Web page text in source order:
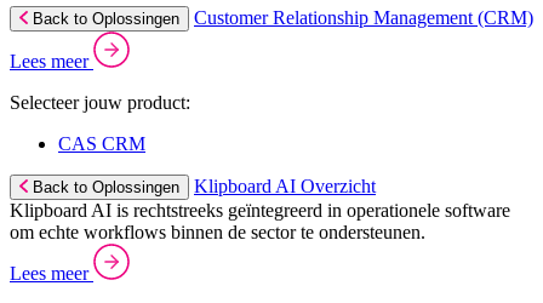
Back to Oplossingen Customer Relationship Management (CRM)
Lees meer
Selecteer jouw product:
CAS CRM
Back to Oplossingen
Klipboard AI Overzicht
Klipboard AI is rechtstreeks geïntegreerd in operationele software
om echte workflows binnen de sector te ondersteunen.
Lees meer